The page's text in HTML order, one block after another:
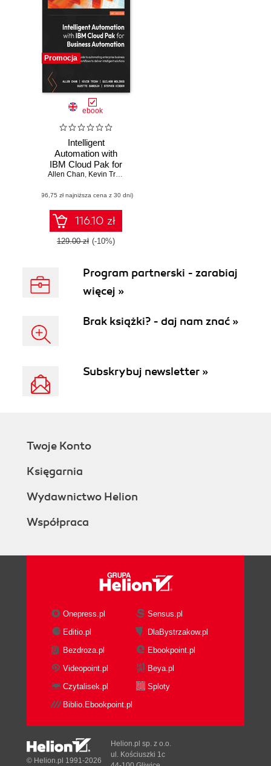
Promocja
ebook
Intelligent
Automation with
IBM Cloud Pak for
Business
practical guide to
automating
enterprise
business
workflows to
Allen Chan, Kevin Trinh
(96,75 zł najniższa cena z 30 dni)
116.10 zł
129.00 zł (-10%)
Program partnerski - zarabiaj
więcej »
Brak książki? - daj nam znać »
Subskrybuj newsletter »
Twoje Konto
Księgarnia
Wydawnictwo Helion
Współpraca
Onepress.pl
Sensus.pl
Editio.pl
DlaBystrzakow.pl
Bezdroza.pl
Ebookpoint.pl
Videopoint.pl
Beya.pl
Czytalisek.pl
Sploty
Biblio.Ebookpoint.pl
© Helion.pl 1991-2026
Helion.pl sp. z o.o.
ul. Kościuszki 1c